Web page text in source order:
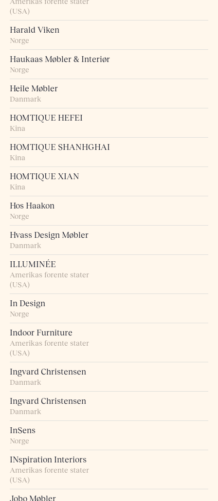
(USA)
Harald Viken
Norge
Haukaas Møbler & Interiør
Norge
Heile Møbler
Danmark
HOMTIQUE HEFEI
Kina
HOMTIQUE SHANHGHAI
Kina
HOMTIQUE XIAN
Kina
Hos Haakon
Norge
Hvass Design Møbler
Danmark
ILLUMINÉE
Amerikas forente stater
(USA)
In Design
Norge
Indoor Furniture
Amerikas forente stater
(USA)
Ingvard Christensen
Danmark
Ingvard Christensen
Danmark
InSens
Norge
INspiration Interiors
Amerikas forente stater
(USA)
Jobo Møbler